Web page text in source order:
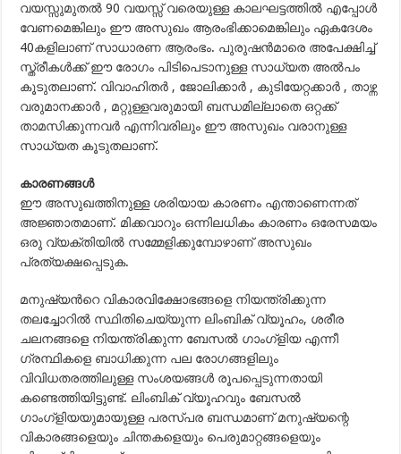
വയസ്സുമുതല്‍ 90 വയസ്സ് വരെയുള്ള കാലഘട്ടത്തില്‍ എപ്പോള്‍
വേണമെങ്കിലും ഈ അസുഖം ആരംഭിക്കാമെങ്കിലും ഏകദേശം
40കളിലാണ് സാധാരണ ആരംഭം. പുരുഷന്‍മാരെ അപേക്ഷിച്ച്
സ്ത്രീകള്‍ക്ക് ഈ രോഗം പിടിപെടാനുള്ള സാധ്യത അല്‍പം
കൂടുതലാണ്. വിവാഹിതര്‍ , ജോലിക്കാര്‍ , കുടിയേറ്റക്കാര്‍ , താഴ്ന്ന
വരുമാനക്കാര്‍ , മറ്റുള്ളവരുമായി ബന്ധമില്ലാതെ ഒറ്റക്ക്
താമസിക്കുന്നവര്‍ എന്നിവരിലും ഈ അസുഖം വരാനുള്ള
സാധ്യത കൂടുതലാണ്.
കാരണങ്ങള്‍
ഈ അസുഖത്തിനുള്ള ശരിയായ കാരണം എന്താണെന്നത്
അജ്ഞാതമാണ്. മിക്കവാറും ഒന്നിലധികം കാരണം ഒരേസമയം
ഒരു വ്യക്തിയില്‍ സമ്മേളിക്കുമ്പോഴാണ് അസുഖം
പ്രത്യക്ഷപ്പെടുക.
മനുഷ്യന്‍റെ വികാരവിക്ഷോഭങ്ങളെ നിയന്ത്രിക്കുന്ന
തലച്ചോറില്‍ സ്ഥിതിചെയ്യുന്ന ലിംബിക് വ്യൂഹം, ശരീര
ചലനങ്ങളെ നിയന്ത്രിക്കുന്ന ബേസല്‍ ഗാംഗ്ളിയ എന്നീ
ഗ്രന്ഥികളെ ബാധിക്കുന്ന പല രോഗങ്ങളിലും
വിവിധതരത്തിലുള്ള സംശയങ്ങള്‍ രൂപപ്പെടുന്നതായി
കണ്ടെത്തിയിട്ടുണ്ട്. ലിംബിക് വ്യൂഹവും ബേസല്‍
ഗാംഗ്ളിയയുമായുള്ള പരസ്പര ബന്ധമാണ് മനുഷ്യന്റെ
വികാരങ്ങളെയും ചിന്തകളെയും പെരുമാറ്റങ്ങളെയും